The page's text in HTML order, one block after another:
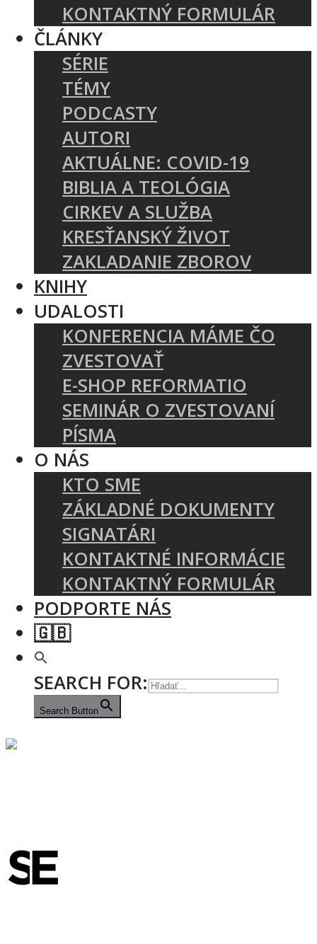
KONTAKTNÝ FORMULÁR
ČLÁNKY
SÉRIE
TÉMY
PODCASTY
AUTORI
AKTUÁLNE: COVID-19
BIBLIA A TEOLÓGIA
CIRKEV A SLUŽBA
KRESŤANSKÝ ŽIVOT
ZAKLADANIE ZBOROV
KNIHY
UDALOSTI
KONFERENCIA MÁME ČO
ZVESTOVAŤ
E-SHOP REFORMATIO
SEMINÁR O ZVESTOVANÍ
PÍSMA
O NÁS
KTO SME
ZÁKLADNÉ DOKUMENTY
SIGNATÁRI
KONTAKTNÉ INFORMÁCIE
KONTAKTNÝ FORMULÁR
PODPORTE NÁS
🇬🇧
SEARCH FOR:
Search Button